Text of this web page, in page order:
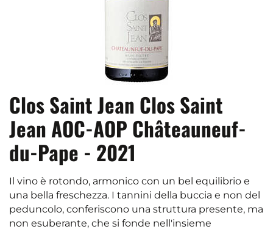
Clos Saint Jean Clos Saint
Jean AOC-AOP Châteauneuf-
du-Pape - 2021
Il vino è rotondo, armonico con un bel equilibrio e
una bella freschezza. I tannini della buccia e non del
peduncolo, conferiscono una struttura presente, ma
non esuberante, che si fonde nell'insieme